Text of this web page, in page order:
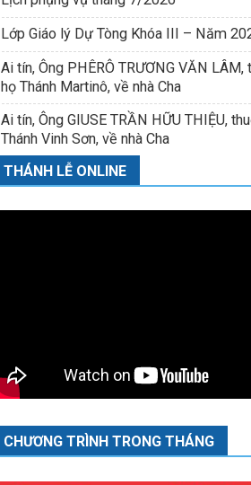
Lớp Giáo lý Dự Tòng Khóa III – Năm
Ai tín, Ông PHÊRÔ TRƯƠNG VĂN LÂM,
họ Thánh Martinô, về nhà Cha
Ai tín, Ông GIUSE TRẦN HỮU THIỆU,
Thánh Vinh Sơn, về nhà Cha
THÁNH LỄ ONLINE
CHƯƠNG TRÌNH TRONG THÁNG